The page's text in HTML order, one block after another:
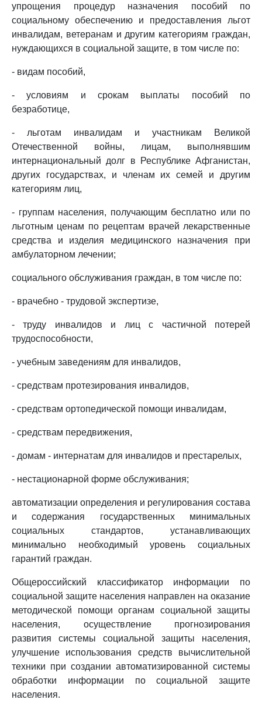
упрощения процедур назначения пособий по
социальному обеспечению и предоставления льгот
инвалидам, ветеранам и другим категориям граждан,
нуждающихся в социальной защите, в том числе по:
- видам пособий,
- условиям и срокам выплаты пособий по
безработице,
- льготам инвалидам и участникам Великой
Отечественной войны, лицам, выполнявшим
интернациональный долг в Республике Афганистан,
других государствах, и членам их семей и другим
категориям лиц,
- группам населения, получающим бесплатно или по
льготным ценам по рецептам врачей лекарственные
средства и изделия медицинского назначения при
амбулаторном лечении;
социального обслуживания граждан, в том числе по:
- врачебно - трудовой экспертизе,
- труду инвалидов и лиц с частичной потерей
трудоспособности,
- учебным заведениям для инвалидов,
- средствам протезирования инвалидов,
- средствам ортопедической помощи инвалидам,
- средствам передвижения,
- домам - интернатам для инвалидов и престарелых,
- нестационарной форме обслуживания;
автоматизации определения и регулирования состава
и содержания государственных минимальных
социальных стандартов, устанавливающих
минимально необходимый уровень социальных
гарантий граждан.
Общероссийский классификатор информации по
социальной защите населения направлен на оказание
методической помощи органам социальной защиты
населения, осуществление прогнозирования
развития системы социальной защиты населения,
улучшение использования средств вычислительной
техники при создании автоматизированной системы
обработки информации по социальной защите
населения.